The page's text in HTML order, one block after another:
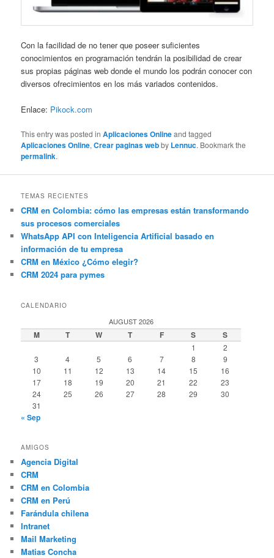
Con la facilidad de no tener que poseer suficientes
conocimientos en programación tendrán la posibilidad de crear
sus propias páginas web donde el mundo los podrán conocer con
diversos ofrecimientos en los más variados contenidos.
Enlace: Pikock.com
This entry was posted inAplicaciones Onlineand tagged
Aplicaciones Online,Crear paginas webby Lennuc. Bookmark the
permalink.
TEMAS RECIENTES
CRM en Colombia: cómo las empresas están transformando
sus procesos comerciales
WhatsApp API con Inteligencia Artificial basado en
información de tu empresa
CRM en México ¿Cómo elegir?
CRM 2024 para pymes
CALENDARIO
AUGUST 2026
M T W T F S S
1
2
3
4 5 6 7 8
9
10
11 12 13 14 15
16
17
18 19 20 21 22
23
24
25 26 27 28 29
30
31
« Sep
AMIGOS
Agencia Digital
CRM
CRM en Colombia
CRM en Perú
Farándula chilena
Intranet
Mail Marketing
Matias Concha